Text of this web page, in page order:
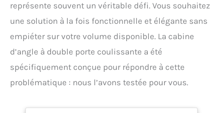
représente souvent un véritable défi. Vous souhaitez
une solution à la fois fonctionnelle et élégante sans
empiéter sur votre volume disponible. La cabine
d’angle à double porte coulissante a été
spécifiquement conçue pour répondre à cette
problématique : nous l’avons testée pour vous.